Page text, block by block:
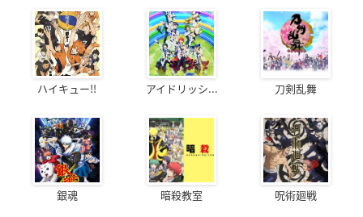
ハイキュー!! アイドリッシ... 刀剣乱舞
銀魂 暗殺教室 呪術廻戦